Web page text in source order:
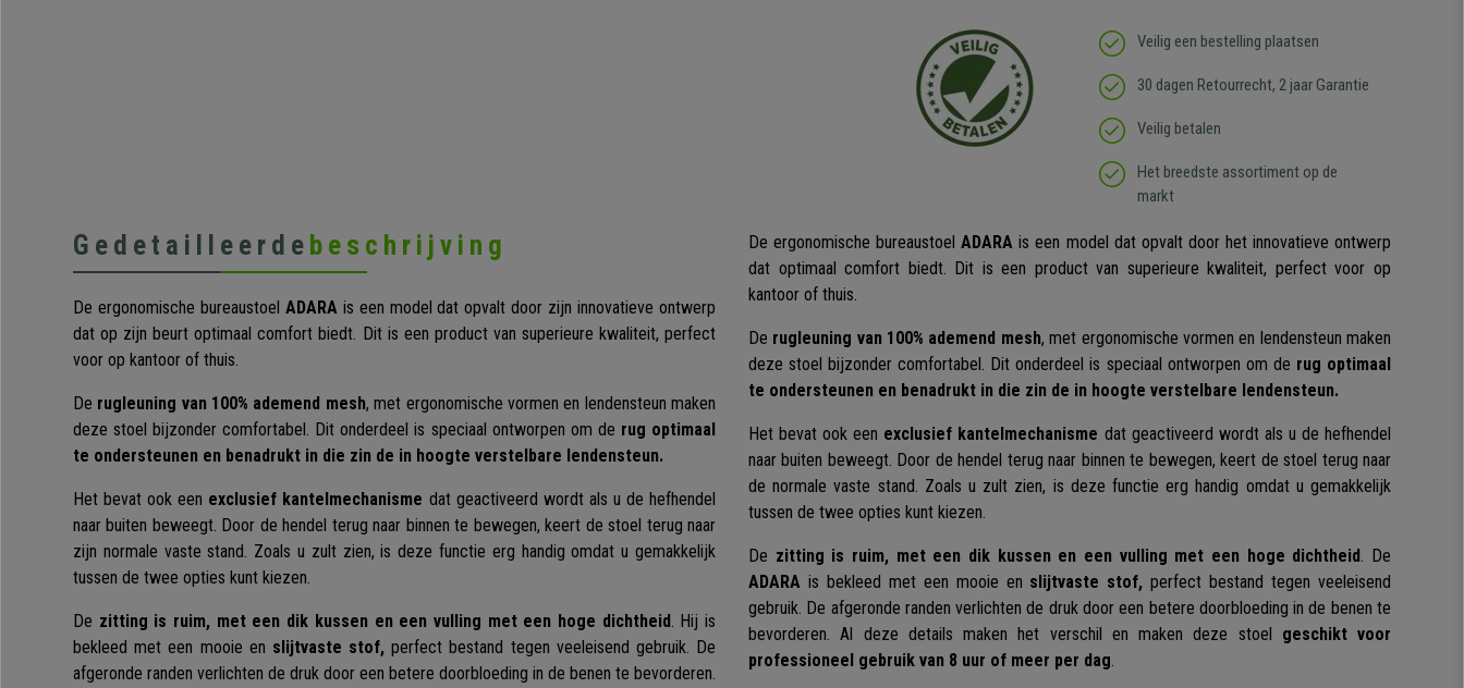
Veilig een bestelling plaatsen
30 dagen Retourrecht, 2 jaar Garantie
Veilig betalen
Het breedste assortiment op de
markt
Gedetailleerde beschrijving
De ergonomische bureaustoel ADARAis een model dat opvalt door zijn innovatieve ontwerp
dat op zijn beurt optimaal comfort biedt. Dit is een product van superieure kwaliteit, perfect
voor op kantoor of thuis.
De rugleuning van 100% ademend mesh, met ergonomische vormen en lendensteun maken
deze stoel bijzonder comfortabel. Dit onderdeel is speciaal ontworpen om de rug optimaal
te ondersteunen en benadrukt in die zin de in hoogte verstelbare lendensteun.
Het bevat ook een exclusief kantelmechanisme dat geactiveerd wordt als u de hefhendel
naar buiten beweegt. Door de hendel terug naar binnen te bewegen, keert de stoel terug naar
zijn normale vaste stand. Zoals u zult zien, is deze functie erg handig omdat u gemakkelijk
tussen de twee opties kunt kiezen.
De zitting is ruim, met een dik kussen en een vulling met een hoge dichtheid. Hij is
bekleed met een mooie en slijtvaste stof, perfect bestand tegen veeleisend gebruik. De
afgeronde randen verlichten de druk door een betere doorbloeding in de benen te bevorderen.
De ergonomische bureaustoelADARA is een model dat opvalt door het innovatieve ontwerp
dat optimaal comfort biedt. Dit is een product van superieure kwaliteit, perfect voor op
kantoor of thuis.
De rugleuning van 100% ademend mesh, met ergonomische vormen en lendensteun maken
deze stoel bijzonder comfortabel. Dit onderdeel is speciaal ontworpen om de rug optimaal
te ondersteunen en benadrukt in die zin de in hoogte verstelbare lendensteun.
Het bevat ook een exclusief kantelmechanisme dat geactiveerd wordt als u de hefhendel
naar buiten beweegt. Door de hendel terug naar binnen te bewegen, keert de stoel terug naar
de normale vaste stand. Zoals u zult zien, is deze functie erg handig omdat u gemakkelijk
tussen de twee opties kunt kiezen.
De zitting is ruim, met een dik kussen en een vulling met een hoge dichtheid. De
ADARA is bekleed met een mooie en slijtvaste stof, perfect bestand tegen veeleisend
gebruik. De afgeronde randen verlichten de druk door een betere doorbloeding in de benen te
bevorderen. Al deze details maken het verschil en maken deze stoel geschikt voor
professioneel gebruik van 8 uur of meer per dag.